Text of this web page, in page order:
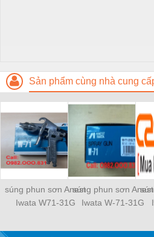
Sản phẩm cùng nhà cung
súng phun sơn Anest
Iwata W71-31G
súng phun sơn Anest
Iwata W-71-31G